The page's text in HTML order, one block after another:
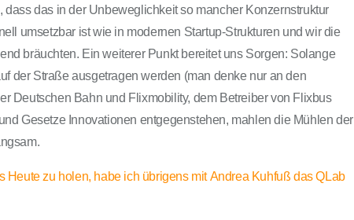
e
g
e
l
n
dass das in der Unbeweglichkeit so mancher Konzernstruktur
umsetzbar ist wie in modernen Startup-Strukturen und wir die
bräuchten. Ein weiterer Punkt bereitet uns Sorgen: Solange
der Straße ausgetragen werden (man denke nur an den
Deutschen Bahn und Flixmobility, dem Betreiber von Flixbus
Gesetze Innovationen entgegenstehen, mahlen die Mühlen der
Heute zu holen, habe ich übrigens mit Andrea Kuhfuß das QLab